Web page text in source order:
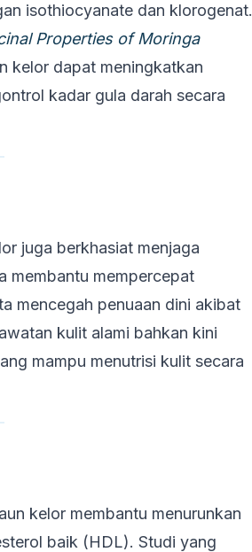
isothiocyanate dan klorogenat.
Properties of Moringa
kelor dapat meningkatkan
kadar gula darah secara
juga berkhasiat menjaga
membantu mempercepat
mencegah penuaan dini akibat
kulit alami bahkan kini
mampu menutrisi kulit secara
kelor membantu menurunkan
baik (HDL). Studi yang